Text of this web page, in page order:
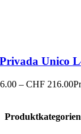
Unico
– CHF 216.00
Produktkategorien